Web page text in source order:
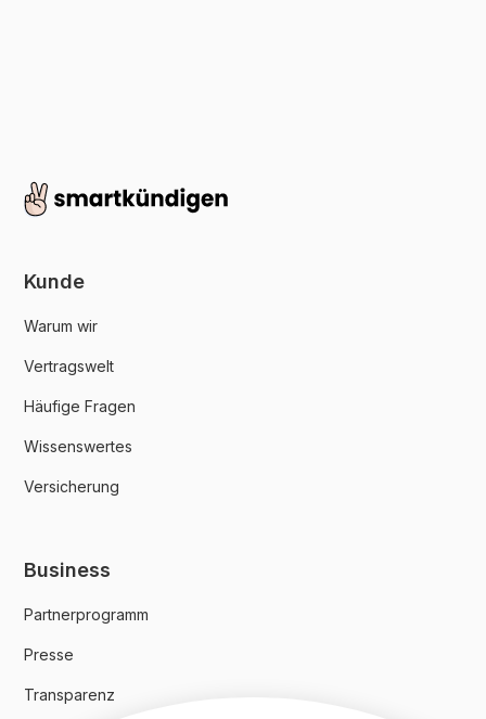
Kunde
Warum wir
Vertragswelt
Häufige Fragen
Wissenswertes
Versicherung
Business
Partnerprogramm
Presse
Transparenz